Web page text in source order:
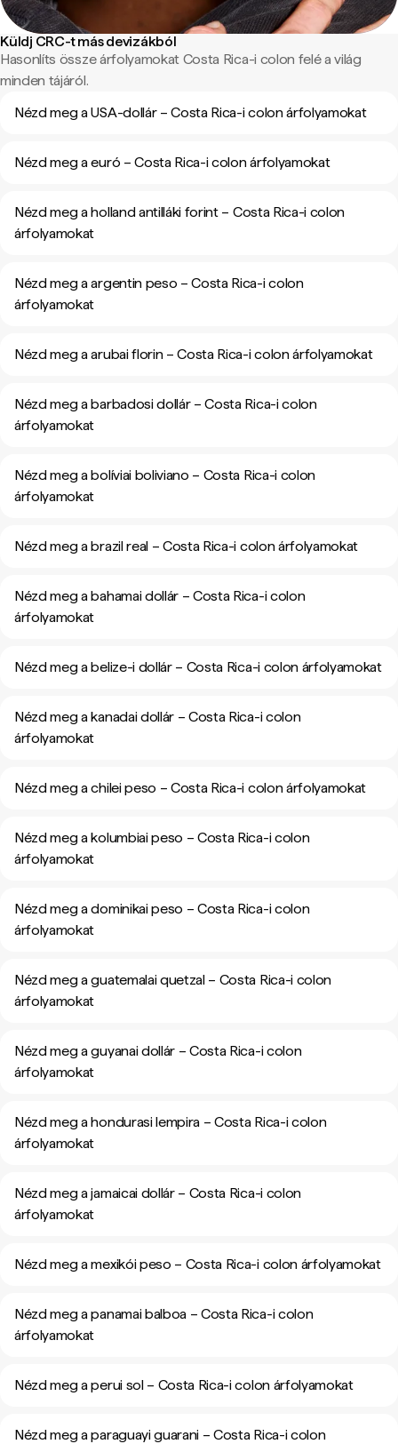
Küldj CRC-t más devizákból
Hasonlíts össze árfolyamokat Costa Rica-i colon felé a világ
minden tájáról.
Nézd meg a USA-dollár – Costa Rica-i colon árfolyamokat
Nézd meg a euró – Costa Rica-i colon árfolyamokat
Nézd meg a holland antilláki forint – Costa Rica-i colon
árfolyamokat
Nézd meg a argentin peso – Costa Rica-i colon
árfolyamokat
Nézd meg a arubai florin – Costa Rica-i colon árfolyamokat
Nézd meg a barbadosi dollár – Costa Rica-i colon
árfolyamokat
Nézd meg a bolíviai boliviano – Costa Rica-i colon
árfolyamokat
Nézd meg a brazil real – Costa Rica-i colon árfolyamokat
Nézd meg a bahamai dollár – Costa Rica-i colon
árfolyamokat
Nézd meg a belize-i dollár – Costa Rica-i colon árfolyamokat
Nézd meg a kanadai dollár – Costa Rica-i colon
árfolyamokat
Nézd meg a chilei peso – Costa Rica-i colon árfolyamokat
Nézd meg a kolumbiai peso – Costa Rica-i colon
árfolyamokat
Nézd meg a dominikai peso – Costa Rica-i colon
árfolyamokat
Nézd meg a guatemalai quetzal – Costa Rica-i colon
árfolyamokat
Nézd meg a guyanai dollár – Costa Rica-i colon
árfolyamokat
Nézd meg a hondurasi lempira – Costa Rica-i colon
árfolyamokat
Nézd meg a jamaicai dollár – Costa Rica-i colon
árfolyamokat
Nézd meg a mexikói peso – Costa Rica-i colon árfolyamokat
Nézd meg a panamai balboa – Costa Rica-i colon
árfolyamokat
Nézd meg a perui sol – Costa Rica-i colon árfolyamokat
Nézd meg a paraguayi guarani – Costa Rica-i colon